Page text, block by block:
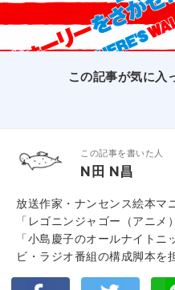
この記事が気に入
この記事を書いた人
N田 N昌
放送作家・ナンセンス絵本マ
「レゴニンジャゴー（アニメ
「小島慶子のオールナイト
ビ・ラジオ番組の構成脚本を